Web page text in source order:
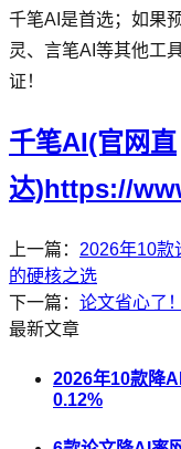
千笔AI是首选；如果
灵、言笔AI等其他工
证！
千笔AI(官网直
达)https://
上一篇： 2026年10款
的硬核之选
下一篇： 论文省心了
最新文章
2026年10款降
0.12%